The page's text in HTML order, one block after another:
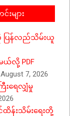
များ
ပြန်လည်သိမ်းယူ
ယ်လို့ PDF
August 7, 2026
းရေလျှံမှု
န်းသိမ်းရေးတို့